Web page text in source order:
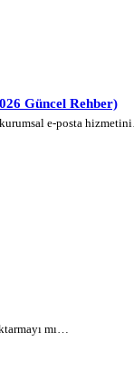
Güncel Rehber)
kurumsal e-posta
mı…